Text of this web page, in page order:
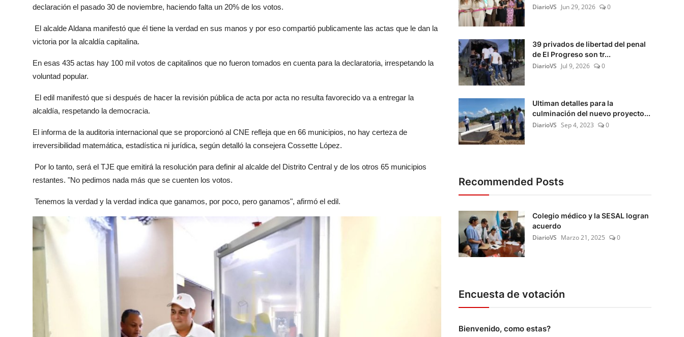
declaración el pasado 30 de noviembre, haciendo falta un 20% de los votos.
El alcalde Aldana manifestó que él tiene la verdad en sus manos y por eso compartió publicamente las actas que le dan la
victoria por la alcaldía capitalina.
En esas 435 actas hay 100 mil votos de capitalinos que no fueron tomados en cuenta para la declaratoria, irrespetando la
voluntad popular.
El edil manifestó que si después de hacer la revisión pública de acta por acta no resulta favorecido va a entregar la
alcaldía, respetando la democracia.
El informa de la auditoria internacional que se proporcionó al CNE refleja que en 66 municipios, no hay certeza de
irreversibilidad matemática, estadística ni jurídica, según detalló la consejera Cossette López.
Por lo tanto, será el TJE que emitirá la resolución para definir al alcalde del Distrito Central y de los otros 65 municipios
restantes. "No pedimos nada más que se cuenten los votos.
Tenemos la verdad y la verdad indica que ganamos, por poco, pero ganamos", afirmó el edil.
DiarioVS Jun 29, 2026 0
39 privados de libertad del penal
de El Progreso son tr...
DiarioVS Jul 9, 2026 0
Ultiman detalles para la
culminación del nuevo proyecto...
DiarioVS Sep 4, 2023 0
Recommended Posts
Colegio médico y la SESAL logran
acuerdo
DiarioVS Marzo 21, 2025 0
Encuesta de votación
Bienvenido, como estas?